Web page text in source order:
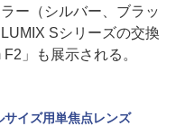
ー（シルバー、ブラッ
Sシリーズの交換
」も展示される。
イズ用単焦点レンズ